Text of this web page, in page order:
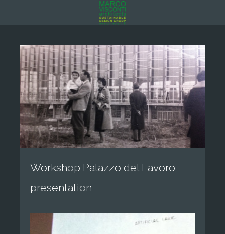
Workshop Palazzo del Lavoro
presentation